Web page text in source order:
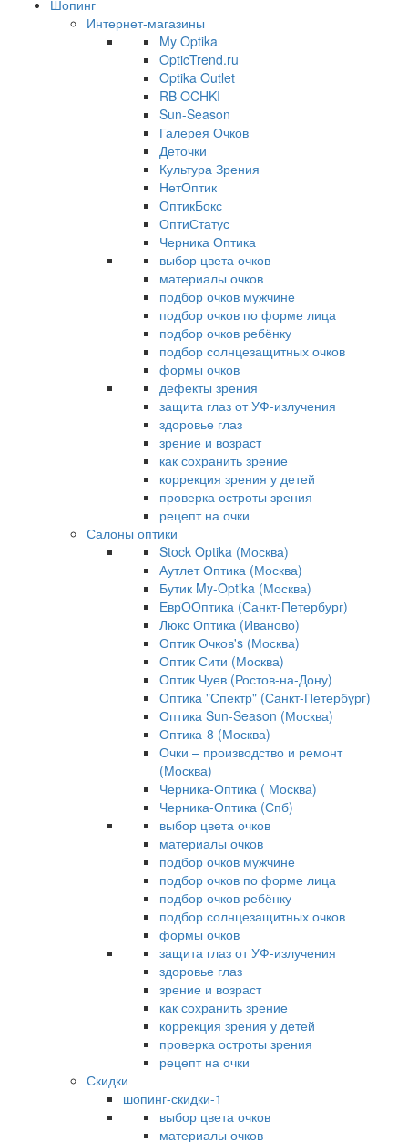
Шопинг
Интернет-магазины
My Optika
OpticTrend.ru
Optika Outlet
RB OCHKI
Sun-Season
Галерея Очков
Деточки
Культура Зрения
НетОптик
ОптикБокс
ОптиСтатус
Черника Оптика
выбор цвета очков
материалы очков
подбор очков мужчине
подбор очков по форме лица
подбор очков ребёнку
подбор солнцезащитных очков
формы очков
дефекты зрения
защита глаз от УФ-излучения
здоровье глаз
зрение и возраст
как сохранить зрение
коррекция зрения у детей
проверка остроты зрения
рецепт на очки
Салоны оптики
Stock Optika (Москва)
Аутлет Оптика (Москва)
Бутик My-Optika (Москва)
ЕврООптика (Санкт-Петербург)
Люкс Оптика (Иваново)
Оптик Очков's (Москва)
Оптик Сити (Москва)
Оптик Чуев (Ростов-на-Дону)
Оптика "Спектр" (Санкт-Петербург)
Оптика Sun-Season (Москва)
Оптика-8 (Москва)
Очки – производство и ремонт
(Москва)
Черника-Оптика ( Москва)
Черника-Оптика (Спб)
выбор цвета очков
материалы очков
подбор очков мужчине
подбор очков по форме лица
подбор очков ребёнку
подбор солнцезащитных очков
формы очков
защита глаз от УФ-излучения
здоровье глаз
зрение и возраст
как сохранить зрение
коррекция зрения у детей
проверка остроты зрения
рецепт на очки
Скидки
шопинг-скидки-1
выбор цвета очков
материалы очков